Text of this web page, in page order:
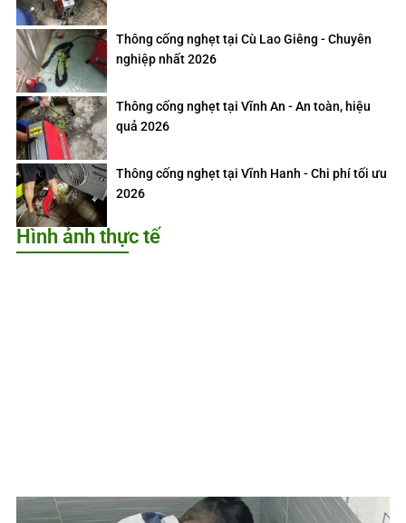
Thông cống nghẹt tại Cù Lao Giêng - Chuyên
nghiệp nhất 2026
Thông cống nghẹt tại Vĩnh An - An toàn, hiệu
quả 2026
Thông cống nghẹt tại Vĩnh Hanh - Chi phí tối ưu
2026
Hình ảnh thực tế